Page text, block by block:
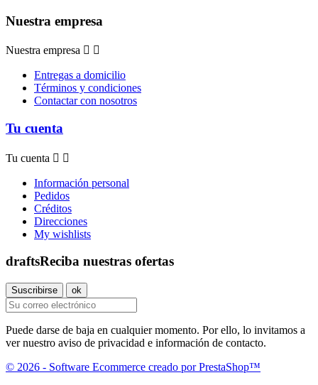
Nuestra empresa
Nuestra empresa  
Entregas a domicilio
Términos y condiciones
Contactar con nosotros
Tu cuenta
Tu cuenta  
Información personal
Pedidos
Créditos
Direcciones
My wishlists
draftsReciba nuestras ofertas
Puede darse de baja en cualquier momento. Por ello, lo invitamos a
ver nuestro aviso de privacidad e información de contacto.
© 2026 - Software Ecommerce creado por PrestaShop™